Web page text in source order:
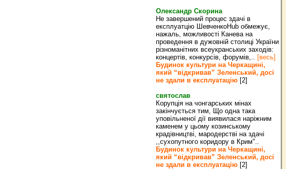
Олександр Скорина
Не завершений процес здачі в
експлуатцію ШевченкоHub обмежує,
нажаль, можливості Канева на
проведення в дужовній столиці України
різноманітних всеукранських заходів:
концертів, конкурсів, форумів,.. [весь]
Будинок культури на Черкащині,
який “відкривав” Зеленський, досі
не здали в експлуатацію [2]
святослав
Корупція на чонгарських мінах
закінчується тим, Що одна така
уповільненої дії виявилася наріжним
каменем у цьому козинському
крадівництві, мародерстві на здачі
,,сухопутного коридору в Крим"..
Будинок культури на Черкащині,
який “відкривав” Зеленський, досі
не здали в експлуатацію [2]